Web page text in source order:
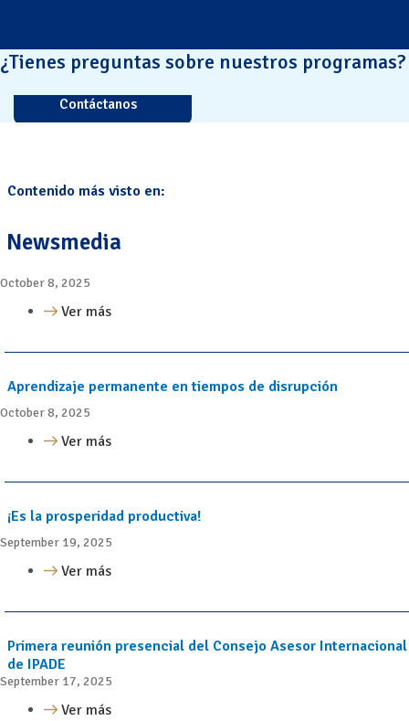
¿Tienes preguntas sobre nuestros programas?
Contáctanos
Contenido más visto en:
Newsmedia
October 8, 2025
Ver más
Aprendizaje permanente en tiempos de disrupción
October 8, 2025
Ver más
¡Es la prosperidad productiva!
September 19, 2025
Ver más
Primera reunión presencial del Consejo Asesor Internacional
de IPADE
September 17, 2025
Ver más